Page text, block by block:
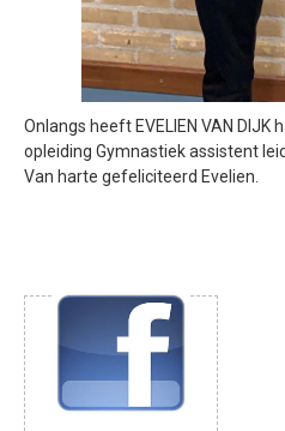
Onlangs heeft EVELIEN VAN DIJK
opleiding Gymnastiek assistent
Van harte gefeliciteerd Evelien.